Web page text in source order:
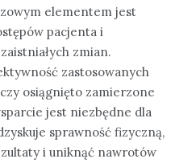
elementem jest
pacjenta i
zmian.
zastosowanych
osiągnięto zamierzone
jest niezbędne dla
sprawność fizyczną,
i uniknąć nawrotów